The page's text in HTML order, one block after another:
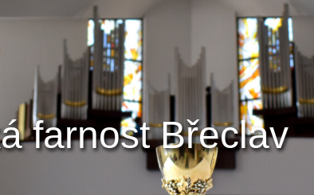
farnost Břeclav